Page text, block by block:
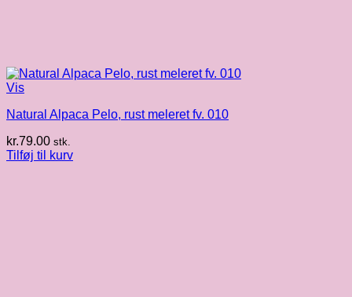
Vis
Natural Alpaca Pelo, rust meleret fv. 010
kr.79.00 stk.
Tilføj til kurv